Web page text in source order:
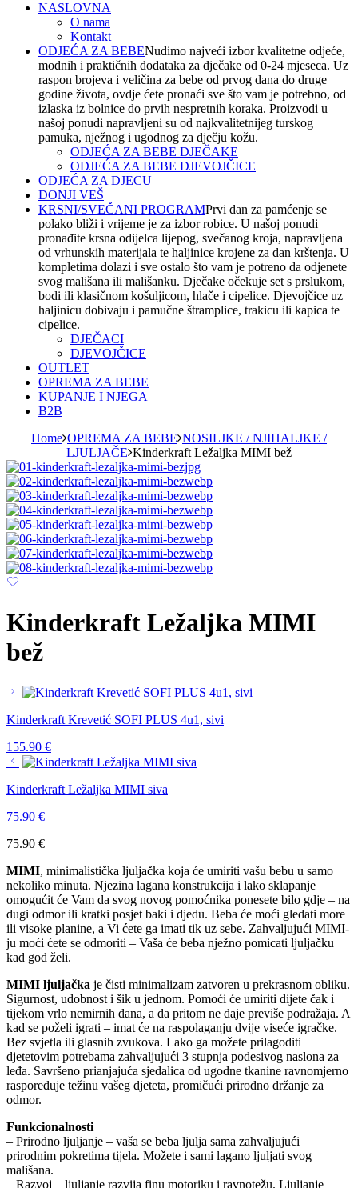
NASLOVNA
O nama
Kontakt
ODJEĆA ZA BEBENudimo najveći izbor kvalitetne odjeće,
modnih i praktičnih dodataka za dječake od 0-24 mjeseca. Uz
raspon brojeva i veličina za bebe od prvog dana do druge
godine života, ovdje ćete pronaći sve što vam je potrebno, od
izlaska iz bolnice do prvih nespretnih koraka. Proizvodi u
našoj ponudi napravljeni su od najkvalitetnijeg turskog
pamuka, nježnog i ugodnog za dječju kožu.
ODJEĆA ZA BEBE DJEČAKE
ODJEĆA ZA BEBE DJEVOJČICE
ODJEĆA ZA DJECU
DONJI VEŠ
KRSNI/SVEČANI PROGRAMPrvi dan za pamćenje se
polako bliži i vrijeme je za izbor robice. U našoj ponudi
pronađite krsna odijelca lijepog, svečanog kroja, napravljena
od vrhunskih materijala te haljinice krojene za dan krštenja. U
kompletima dolazi i sve ostalo što vam je potreno da odjenete
svog mališana ili mališanku. Dječake očekuje set s prslukom,
bodi ili klasičnom košuljicom, hlače i cipelice. Djevojčice uz
haljinicu dobivaju i pamučne štramplice, trakicu ili kapica te
cipelice.
DJEČACI
DJEVOJČICE
OUTLET
OPREMA ZA BEBE
KUPANJE I NJEGA
B2B
Home OPREMA ZA BEBE NOSILJKE / NJIHALJKE /
LJULJAČE Kinderkraft Ležaljka MIMI bež
Kinderkraft Ležaljka MIMI
bež
Kinderkraft Krevetić SOFI PLUS 4u1, sivi
155.90 €
Kinderkraft Ležaljka MIMI siva
75.90 €
75.90 €
MIMI, minimalistička ljuljačka koja će umiriti vašu bebu u samo
nekoliko minuta. Njezina lagana konstrukcija i lako sklapanje
omogućit će Vam da svog novog pomoćnika ponesete bilo gdje – na
dugi odmor ili kratki posjet baki i djedu. Beba će moći gledati more
ili visoke planine, a Vi ćete ga imati tik uz sebe. Zahvaljujući MIMI-
ju moći ćete se odmoriti – Vaša će beba nježno pomicati ljuljačku
kad god želi.
MIMI ljuljačka je čisti minimalizam zatvoren u prekrasnom obliku.
Sigurnost, udobnost i šik u jednom. Pomoći će umiriti dijete čak i
tijekom vrlo nemirnih dana, a da pritom ne daje previše podražaja. A
kad se poželi igrati – imat će na raspolaganju dvije viseće igračke.
Bez svjetla ili glasnih zvukova. Lako ga možete prilagoditi
djetetovim potrebama zahvaljujući 3 stupnja podesivog naslona za
leđa. Savršeno prianjajuća sjedalica od ugodne tkanine ravnomjerno
raspoređuje težinu vašeg djeteta, promičući prirodno držanje za
odmor.
Funkcionalnosti
– Prirodno ljuljanje – vaša se beba ljulja sama zahvaljujući
prirodnim pokretima tijela. Možete i sami lagano ljuljati svog
mališana.
– Razvoj – ljuljanje razvija finu motoriku i ravnotežu. Ljuljanje